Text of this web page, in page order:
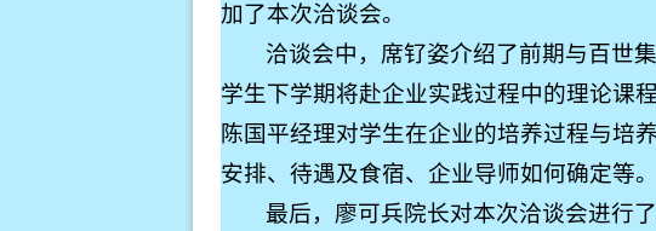
加了本次洽谈会。
洽谈会中，席钌姿介绍了前期与百世
学生下学期将赴企业实践过程中的理论课
陈国平经理对学生在企业的培养过程与培
安排、待遇及食宿、企业导师如何确定等。
最后，廖可兵院长对本次洽谈会进行